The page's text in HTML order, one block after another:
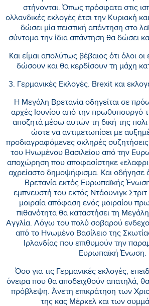
στήνονται. Όπως πρόσφατα στις
ολλανδικές εκλογές έτσι την Κυριακή
δώσει μία πειστική απάντηση στο
σύντομα την ίδια απάντηση θα δώσει
Και είμαι απολύτως βέβαιος ότι όλοι
δώσουν και θα κερδίσουν τη μάχη
3. Γερμανικές Εκλογές. Brexit και
Η Μεγάλη Βρετανία οδηγείται σε
αρχές Ιουνίου από την πρωθυπουργό
αποζητά μέσω αυτών τη δική της
ώστε να αντιμετωπίσει με
προδιαγραφόμενες σκληρές
του Ηνωμένου Βασιλείου από την
αποχώρηση που αποφασίστηκε
αχρείαστο δημοψήφισμα. Και οδήγησε
Βρετανία εκτός Ευρωπαϊκής
εμπνευστή του εκτός Ντάουνιγκ Στριτ
μοιραία απόφαση ενός μοιραίου
πιθανότητα θα καταστήσει τη
Αγγλία. Λόγω του πολύ σοβαρού
από το Ηνωμένο Βασίλειο της
Ιρλανδίας που επιθυμούν την
Ευρωπαϊκή Ένωση.
Όσο για τις Γερμανικές εκλογές,
όνειρα που θα αποδειχθούν απατηλά,
πρόβλεψη. Άνετη επικράτηση των
της κας Μέρκελ και των